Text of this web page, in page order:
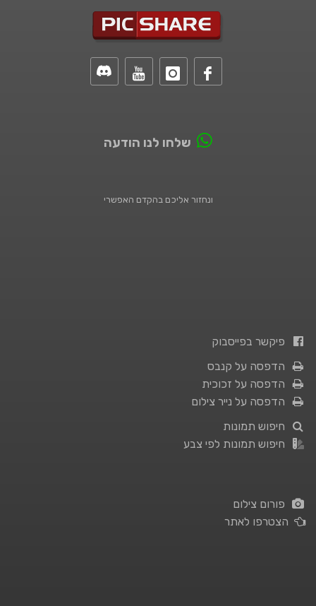
שלחו לנו הודעה
ונחזור אליכם בהקדם האפשרי
פיקשר בפייסבוק
הדפסה על קנבס
הדפסה על זכוכית
הדפסה על נייר צילום
חיפוש תמונות
חיפוש תמונות לפי צבע
פורום צילום
הצטרפו לאתר